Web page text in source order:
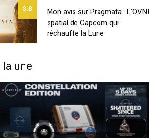
8.8
Mon avis sur Pragmata : L’OVNI
spatial de Capcom qui
réchauffe la Lune
la une